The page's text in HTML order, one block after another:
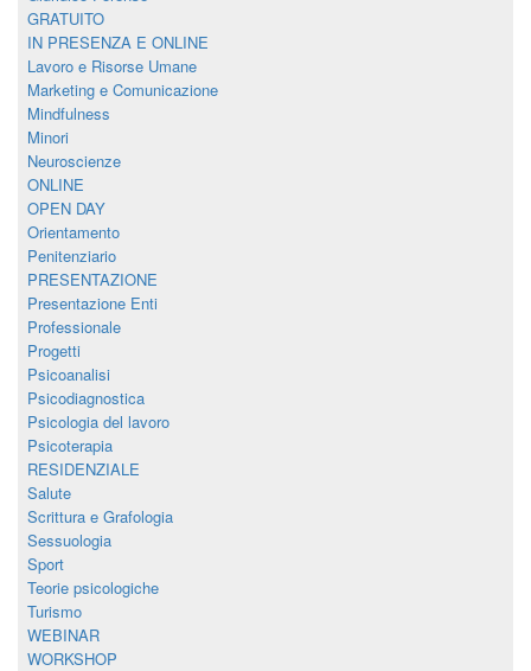
GRATUITO
IN PRESENZA E ONLINE
Lavoro e Risorse Umane
Marketing e Comunicazione
Mindfulness
Minori
Neuroscienze
ONLINE
OPEN DAY
Orientamento
Penitenziario
PRESENTAZIONE
Presentazione Enti
Professionale
Progetti
Psicoanalisi
Psicodiagnostica
Psicologia del lavoro
Psicoterapia
RESIDENZIALE
Salute
Scrittura e Grafologia
Sessuologia
Sport
Teorie psicologiche
Turismo
WEBINAR
WORKSHOP